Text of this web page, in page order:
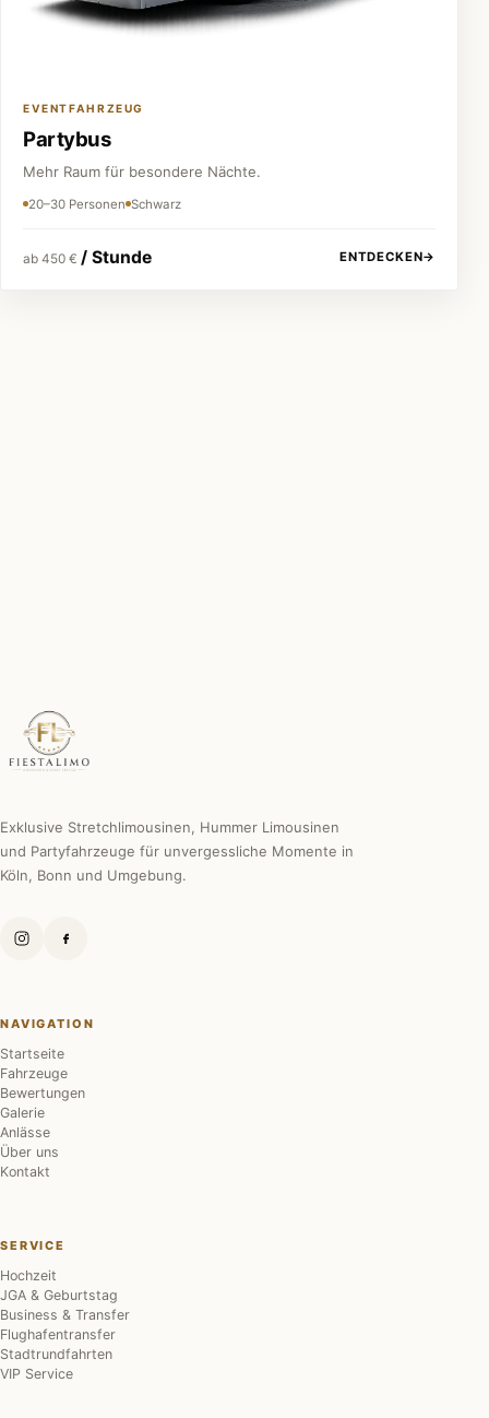
EVENTFAHRZEUG
Partybus
Mehr Raum für besondere Nächte.
20–30 Personen Schwarz
ab 450 € / Stunde ENTDECKEN→
Exklusive Stretchlimousinen, Hummer Limousinen
und Partyfahrzeuge für unvergessliche Momente in
Köln, Bonn und Umgebung.
NAVIGATION
Startseite
Fahrzeuge
Bewertungen
Galerie
Anlässe
Über uns
Kontakt
SERVICE
Hochzeit
JGA & Geburtstag
Business & Transfer
Flughafentransfer
Stadtrundfahrten
VIP Service